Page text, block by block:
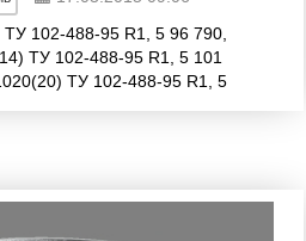
102-488-95 R1, 5 96 790,
ТУ 102-488-95 R1, 5 101
ТУ 102-488-95 R1, 5